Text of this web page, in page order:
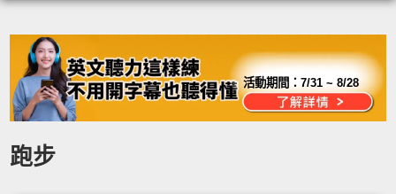
活動期間：7/31 ~ 8/28
跑步